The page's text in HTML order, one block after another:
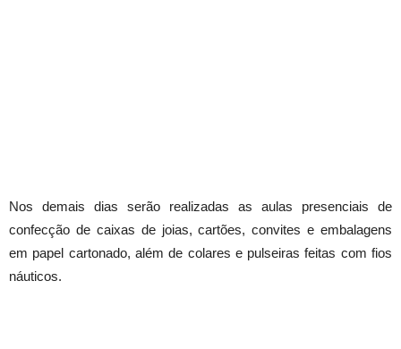
Nos demais dias serão realizadas as aulas presenciais de
confecção de caixas de joias, cartões, convites e embalagens
em papel cartonado, além de colares e pulseiras feitas com fios
náuticos.